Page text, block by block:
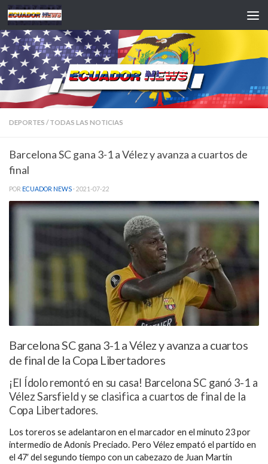
Saltar al contenido
DEPORTES / TODAS LAS NOTICIAS
Barcelona SC gana 3-1 a Vélez y avanza a cuartos de
final
POR ECUADOR NEWS · 2021-07-22
Barcelona SC gana 3-1 a Vélez y avanza a cuartos
de final de la Copa Libertadores
¡El Ídolo remontó en su casa! Barcelona SC ganó 3-1 a
Vélez Sarsfield y se clasifica a cuartos de final de la
Copa Libertadores.
Los toreros se adelantaron en el marcador en el minuto 23 por
intermedio de Adonis Preciado. Pero Vélez empató el partido en
el 47′ del segundo tiempo con un cabezazo de Juan Martín